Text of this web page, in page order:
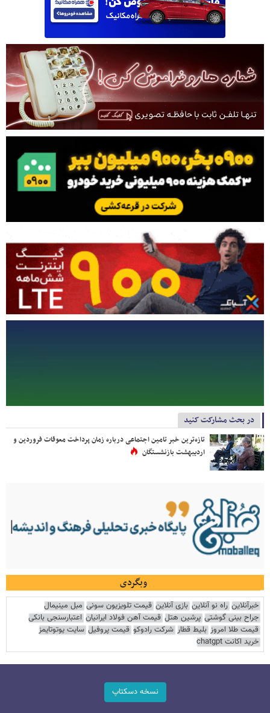
در بحث مشارکت کنید
تازه‌ترین خبر تامین اجتماعی درباره زمان پرداخت معوقات فروردین و
اردیبهشت بازنشستگان
وبگردی
خبرآنلاین راه نو آنلاین بازی آنلاین قیمت تلویزیون سونی مبل مینیمال
جراح بینی گوشتی پرشین هتل قیمت آهن فولاد ایرانیان اعتبارسنجی بانکی
قیمت طلا امروز بلیط قطار شرکت رادوکو قیمت پروفیل سایت یوتوتایمز
خرید اکانت chatgpt
نسخه دسکتاپ